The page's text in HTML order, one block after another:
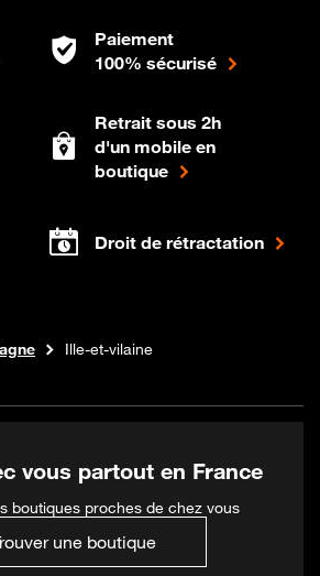
Paiement
100% sécurisé
Retrait sous 2h
d'un mobile en
boutique
Droit de rétractation
Ille-et-vilaine